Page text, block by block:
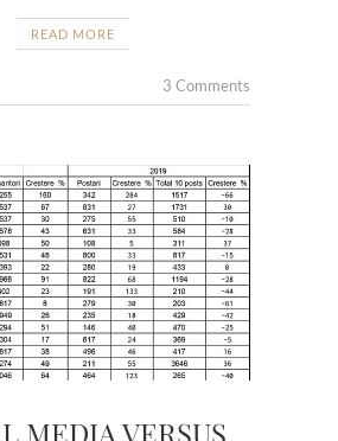
READ MORE
3 Comments
MEDIA VERSUS